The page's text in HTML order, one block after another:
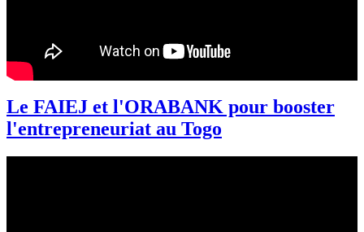
Le FAIEJ et l'ORABANK pour booster
l'entrepreneuriat au Togo